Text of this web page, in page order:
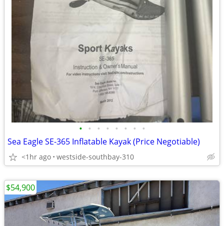
• • • • • • • •
Sea Eagle SE-365 Inflatable Kayak (Price Negotiable)
<1hr ago westside-southbay-310
$54,900